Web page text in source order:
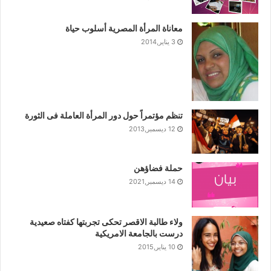
2-الفتاة الباكستانية “ملالا يوسف” تصبح رمزا للسلام.الفتاة
مطالبة بحق التعليم للاطفال و التي اصيبت سابقا بطلق برأسها
معاناة المرأة المصرية أسلوب حياة
3 يناير,2014
تنظم مؤتمراً حول دور المرأة العاملة فى الثورة
12 ديسمبر,2013
حملة فضاؤهن
14 ديسمبر,2021
ولاء طالبة الاقصر تحكى تجربتها كفتاه صعيدية
درست بالجامعة الامريكية
10 يناير,2015